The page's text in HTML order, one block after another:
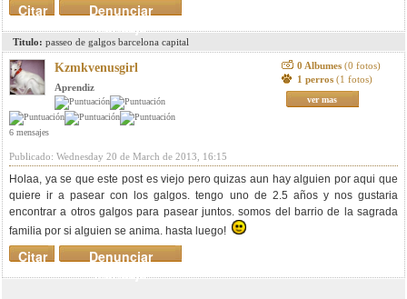
Denunciar
mensaje
Citar
Titulo: passeo de galgos barcelona capital
Kzmkvenusgirl
Aprendiz
6 mensajes
0 Albumes (0 fotos)
1 perros (1 fotos)
ver mas
Publicado: Wednesday 20 de March de 2013, 16:15
Holaa, ya se que este post es viejo pero quizas aun hay alguien por aqui que
quiere ir a pasear con los galgos. tengo uno de 2.5 años y nos gustaria
encontrar a otros galgos para pasear juntos. somos del barrio de la sagrada
familia por si alguien se anima. hasta luego!
Denunciar
mensaje
Citar